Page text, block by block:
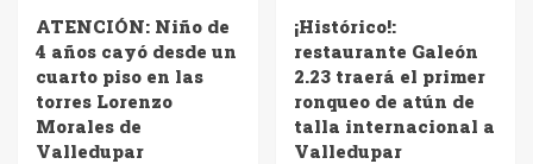
ATENCIÓN: Niño de
4 años cayó desde un
cuarto piso en las
torres Lorenzo
Morales de
Valledupar
¡Histórico!:
restaurante Galeón
2.23 traerá el primer
ronqueo de atún de
talla internacional a
Valledupar